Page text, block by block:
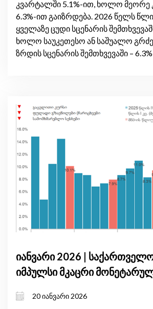
კვარტალში 5.1%-ით, ხოლო მეორე
6.3%-ით გაიზრდება. 2026 წელს
ყველაზე ცუდი სცენარის
ხოლო საუკეთესო ან საშუალო
ზრდის სცენარის შემთხვევაში –
იანვარი 2026 |
იმპულსი მკაცრი
პროგნოზის განახლება,
20 იანვარი 2026